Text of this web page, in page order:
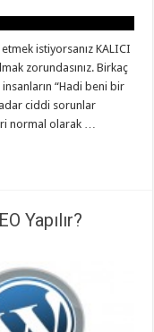
istiyorsanız KALICI
zorundasınız. Birkaç
“Hadi beni bir
ciddi sorunlar
normal olarak …
Yapılır?